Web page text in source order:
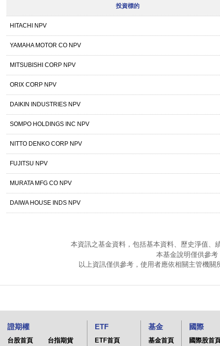
投資標的
HITACHI NPV
YAMAHA MOTOR CO NPV
MITSUBISHI CORP NPV
ORIX CORP NPV
DAIKIN INDUSTRIES NPV
SOMPO HOLDINGS INC NPV
NITTO DENKO CORP NPV
FUJITSU NPV
MURATA MFG CO NPV
DAIWA HOUSE INDS NPV
本資訊之基金資料，包括基本資料、歷史淨值、
本基金說明僅供參
以上資訊僅供參考，使用者應依相關主管機
證期權
台股首頁
台指期貨
ETF
ETF首頁
基金
基金首頁
國際
國際股首